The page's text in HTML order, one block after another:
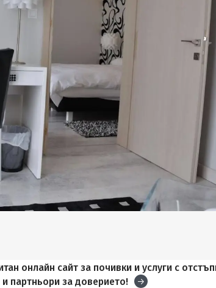
онлайн сайт за почивки и услуги с
партньори за доверието!